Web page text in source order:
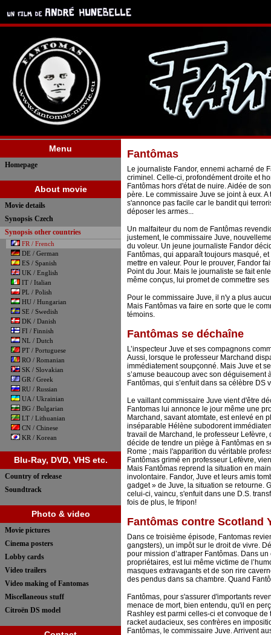
Menu
Homepage
About movie
Movie details
Synopsis Czech
Synopsis other countries
FR / French
DE / German
ES / Spanish
UK / English
IT / Italian
PL / Polish
HU / Hungarian
SE / Swedish
DK / Danish
FI / Finnish
NL / Dutch
PT / Portuguese
RO / Romanian
SK / Slovakian
GR / Greek
RU / Russian
UA / Ukrainian
BG / Bulgarian
LT / Lithuanian
CN / Chinese
KR / Korean
Blu-Ray, DVD, VHS etc.
Country of release
Soundtrack
Photo & video
Movie pictures
Cinema posters
Lobby cards
Video trailers
Video making of Fantomas
Miscellaneous stuff
Citroën DS model
Fantômas
Le journaliste Fandor, ennemi acharné de
criminel. Celle-ci, profondément droite et
Fantômas hors d'état de nuire. Aidée de
père. Le commissaire Juve se joint à eux.
s'annonce pas facile car le bandit qui
déposer les armes...
Un malfaiteur du nom de Fantômas
justement, le commissaire Juve,
du voleur. Un jeune journaliste Fandor
Fantômas, qui apparaît toujours masqué,
mettre en valeur. Pour le prouver, Fandor
Point du Jour. Mais le journaliste se fait
même conçus, lui promet de commettre
Pour le commissaire Juve, il n'y a plus
Mais Fantômas va faire en sorte que le
témoins.
Fantômas se déchaîne
L’inspecteur Juve et ses compagnons
Aussi, lorsque le professeur Marchand
immédiatement soupçonné. Mais Juve et
s’amuse beaucoup avec son déguisement
Fantômas, qui s’enfuit dans sa célèbre
Le vaillant commissaire Juve vient d'être
Fantomas lui annonce le jour même une
Marchand, savant atomtate, est enlevé en
inséparable Hélène subodorent
travail de Marchand, le professeur
décide de tendre un piège à Fantômas en
Rome ; mais l'apparition du véritable
Fantômas grimé en professeur Lefèvre,
Mais Fantômas reprend la situation en
involontaire. Fandor, Juve et leurs amis
gadget » de Juve, la situation se retourne.
celui-ci, vaincu, s'enfuit dans une D.S.
fois de plus, le fripon!
Fantômas contre Scotland
Dans ce troisième épisode, Fantomas
gangsters), un impôt sur le droit de vivre.
pour mission d’attraper Fantômas. Dans
propriétaires, est lui même victime de
masques extravagants et de son rire
des pendus dans sa chambre. Quand
Fantômas, pour s'assurer d'importants
menace de mort, bien entendu, qu'il en
Rashley est parmi celles-ci et convoque
racket audacieux, ses confrères en
Fantômas, le commissaire Juve. Arrivent